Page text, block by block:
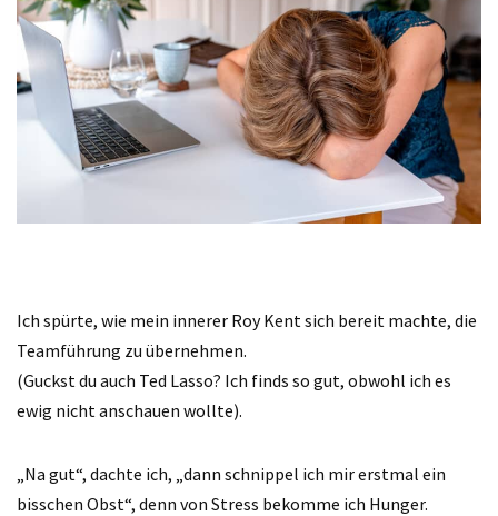
Ich spürte, wie mein innerer Roy Kent sich bereit machte, die
Teamführung zu übernehmen.
(Guckst du auch Ted Lasso? Ich finds so gut, obwohl ich es
ewig nicht anschauen wollte).
„Na gut“, dachte ich, „dann schnippel ich mir erstmal ein
bisschen Obst“, denn von Stress bekomme ich Hunger.